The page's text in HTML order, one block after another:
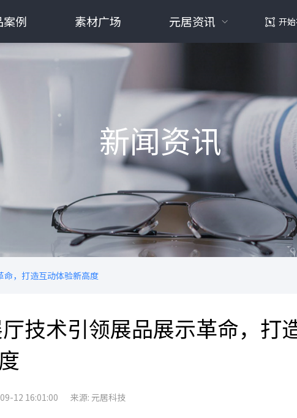
案例 素材广场 元居资讯 开
新闻资讯
命，打造互动体验新高度
技术引领展品展示革命，打
12 16:01:00 来源: 元居科技